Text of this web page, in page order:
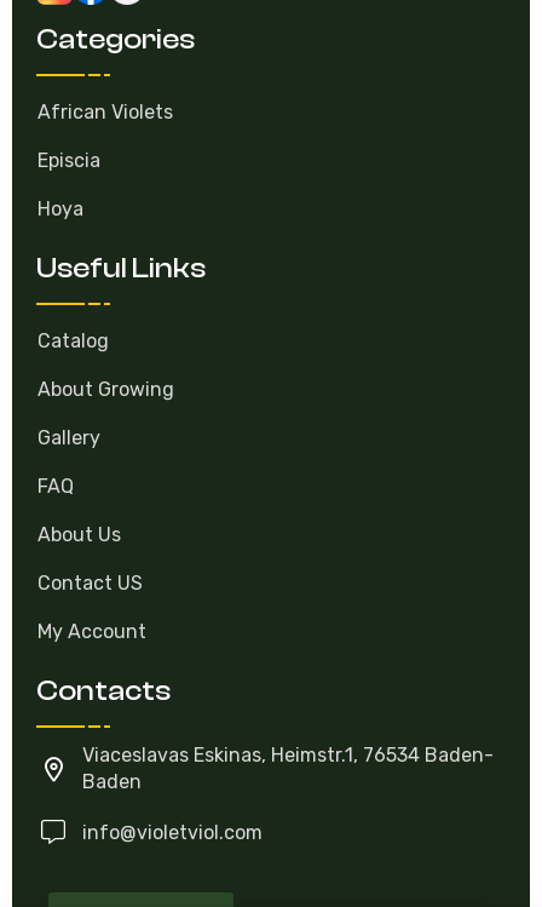
Categories
African Violets
Episcia
Hoya
Useful Links
Catalog
About Growing
Gallery
FAQ
About Us
Contact US
My Account
Contacts
Viaceslavas Eskinas, Heimstr.1, 76534 Baden-
Baden
info@violetviol.com